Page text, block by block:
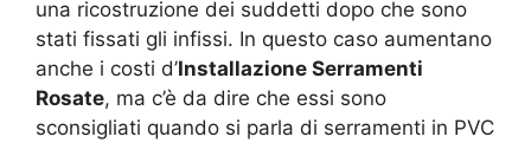
una ricostruzione dei suddetti dopo che sono
stati fissati gli infissi. In questo caso aumentano
anche i costi d’Installazione Serramenti
Rosate, ma c’è da dire che essi sono
sconsigliati quando si parla di serramenti in PVC